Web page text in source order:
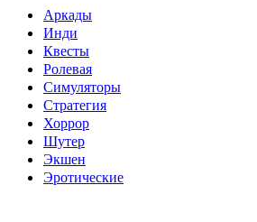
Аркады
Инди
Квесты
Ролевая
Симуляторы
Стратегия
Хоррор
Шутер
Экшен
Эротические